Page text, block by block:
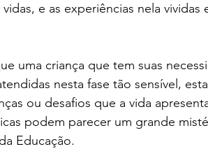
e as experiências nela
uma criança que tem suas
nesta fase tão sensível,
ou desafios que a vida
podem parecer um grande
Educação.